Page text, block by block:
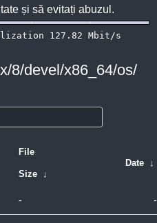
și să evitați abuzul.
8/devel/x86_64/os/
File
Size ↓
Date ↓
- -